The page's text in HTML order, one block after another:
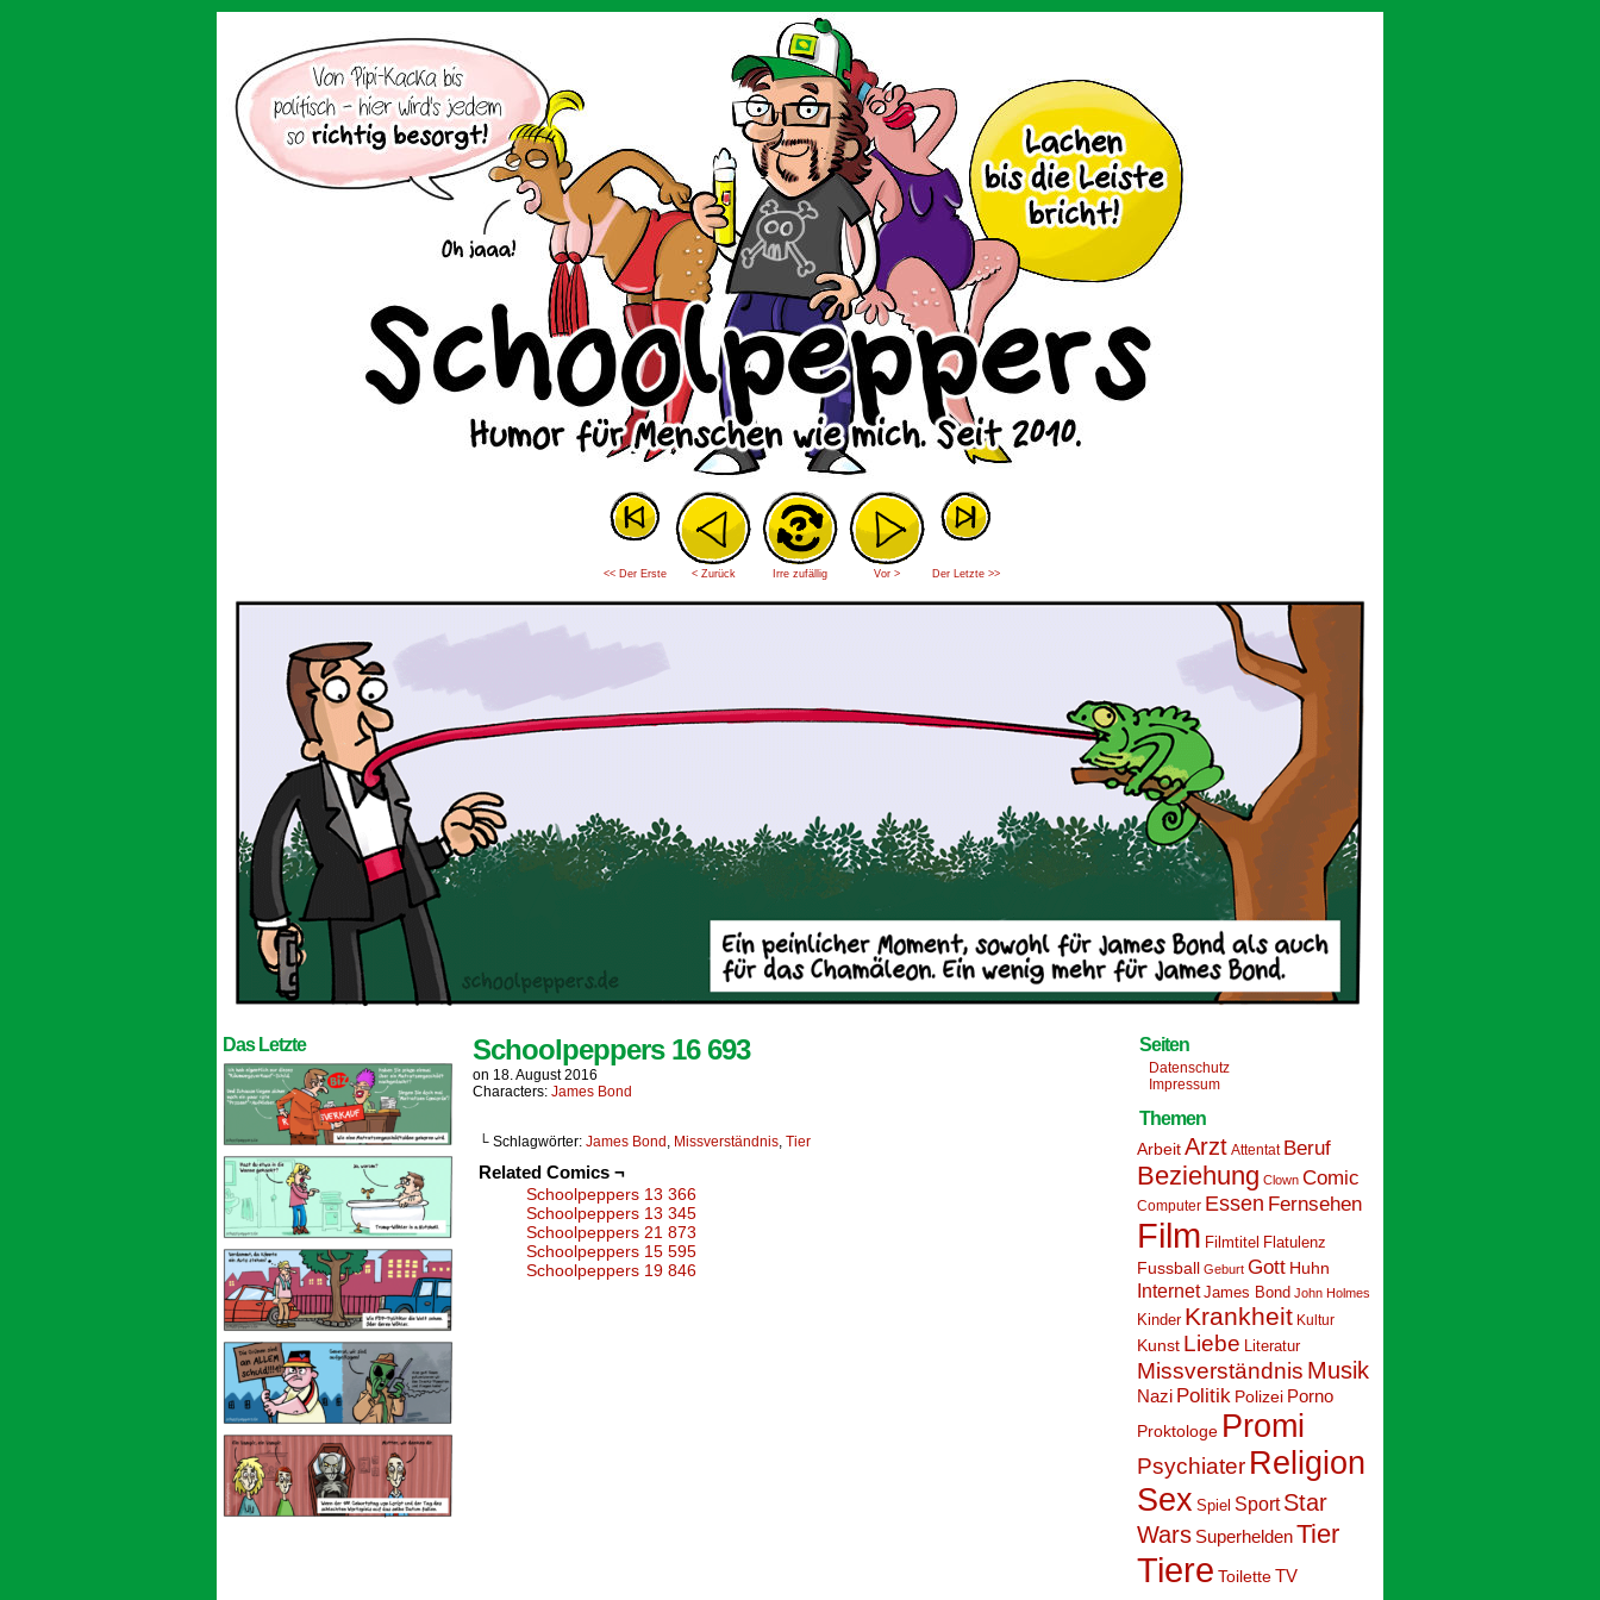
<< Der Erste < Zurück Irre zufällig Vor > Der Letzte >>
Das Letzte Schoolpeppers 16 693
on 18. August 2016
Characters: James Bond
└ Schlagwörter: James Bond , Missverständnis, Tier
Related Comics ¬
Schoolpeppers 13 366
Schoolpeppers 13 345
Schoolpeppers 21 873
Schoolpeppers 15 595
Schoolpeppers 19 846
Seiten
Datenschutz
Impressum
Themen
ArbeitArzt Attentat Beruf
Beziehung Clown Comic
Computer Essen Fernsehen
Film Filmtitel Flatulenz
Fussball Geburt Gott Huhn
Internet James Bond John Holmes
Kinder Krankheit Kultur
Kunst Liebe Literatur
Missverständnis Musik
Nazi Politik Polizei Porno
Proktologe Promi
Psychiater Religion
Sex Spiel Sport Star
Wars SuperheldenTier
Tiere ToiletteTV